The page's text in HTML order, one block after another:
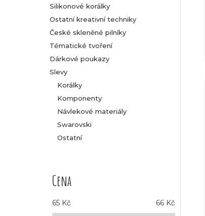
Silikonové korálky
Ostatní kreativní techniky
České skleněné pilníky
Tématické tvoření
Dárkové poukazy
Slevy
Korálky
Komponenty
Návlekové materiály
Swarovski
Ostatní
Cena
65 Kč 66 Kč